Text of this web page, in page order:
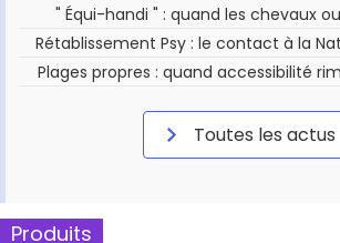
" Équi-handi " : quand les chevaux
Rétablissement Psy : le contact à la
Plages propres : quand accessibilité
Toutes les actus
Produits